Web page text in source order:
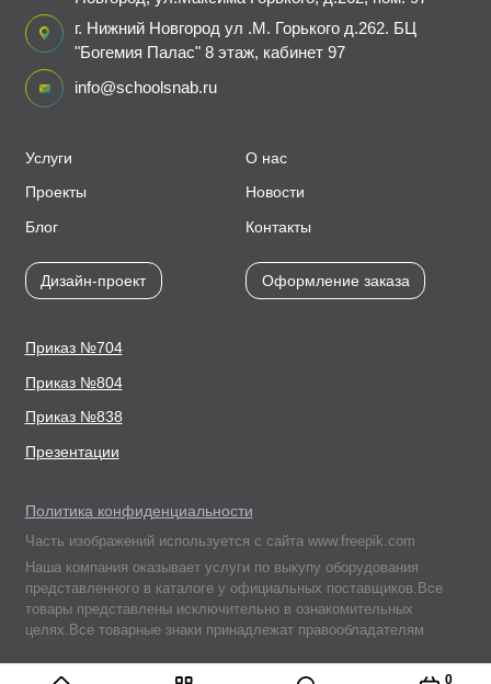
0
Услуги
Проекты
Блог
Дизайн-проект
О нас
Новости
Контакты
Оформление заказа
Приказ №704
Приказ №804
Приказ №838
Презентации
г. Нижний Новгород ул .М. Горького д.262. БЦ
"Богемия Палас" 8 этаж, кабинет 97
info@schoolsnab.ru
Политика конфиденциальности
Часть изображений используется с сайта www.freepik.com
Наша компания оказывает услуги по выкупу оборудования
представленного в каталоге у официальных поставщиков.Все
товары представлены исключительно в ознакомительных
целях.Все товарные знаки принадлежат правообладателям
Подписывайтесь